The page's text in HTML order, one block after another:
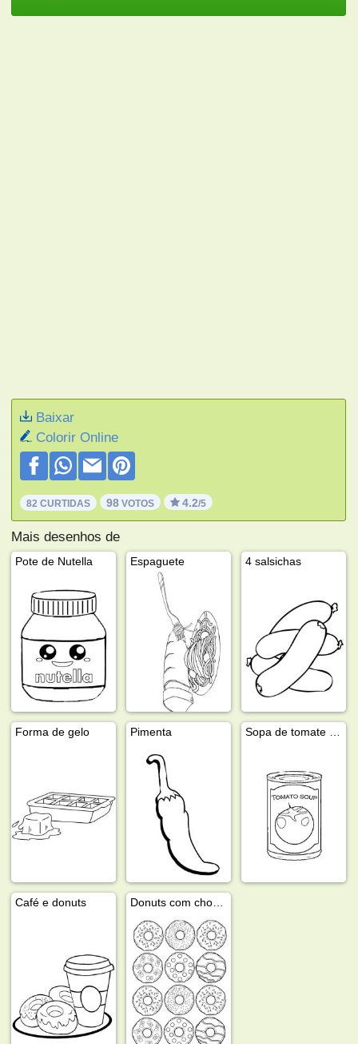
Baixar
Colorir Online
82 CURTIDAS 98 VOTOS 4.2/5
Mais desenhos de
Pote de Nutella Espaguete 4 salsichas
Forma de gelo Pimenta
Café e donuts